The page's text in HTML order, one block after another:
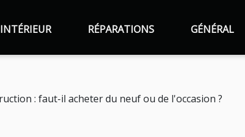
INTÉRIEUR RÉPARATIONS GÉNÉRAL
: faut-il acheter du neuf ou de l'occasion ?